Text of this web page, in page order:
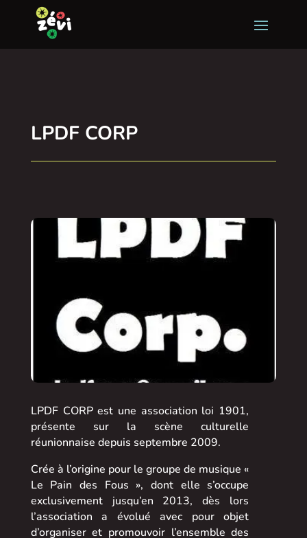
LPDF CORP
LPDF CORP est une association loi 1901,
présente sur la scène culturelle
réunionnaise depuis septembre 2009.
​Crée à l’origine pour le groupe de musique «
Le Pain des Fous », dont elle s’occupe
exclusivement jusqu’en 2013, dès lors
l’association a évolué avec pour objet
d’organiser et promouvoir l’ensemble des